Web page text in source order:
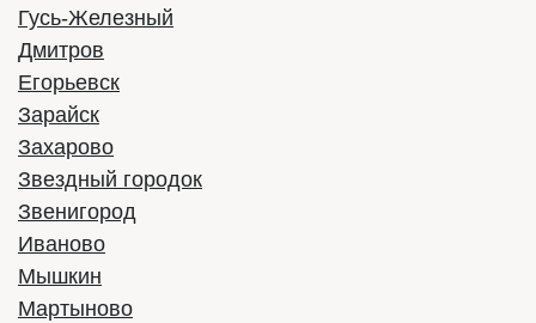
Гусь-Железный
Дмитров
Егорьевск
Зарайск
Захарово
Звездный городок
Звенигород
Иваново
Мышкин
Мартыново